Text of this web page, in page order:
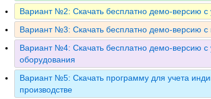
Вариант №2: Скачать бесплатно демо-версию с
Вариант №3: Скачать бесплатно демо-версию с
Вариант №4: Скачать бесплатно демо-версию с
оборудования
Вариант №5: Скачать программу для учета
производстве